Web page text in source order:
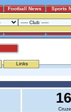
Football News Sports
Links